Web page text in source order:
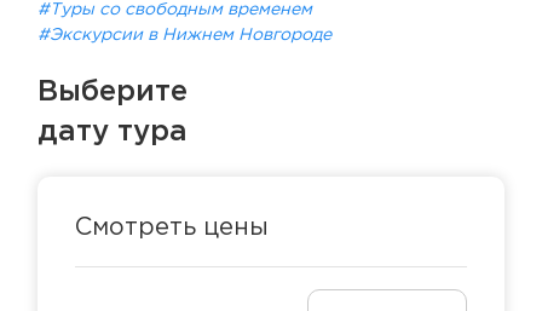
#Туры со свободным временем
#Экскурсии в Нижнем Новгороде
Выберите
дату тура
Смотреть цены